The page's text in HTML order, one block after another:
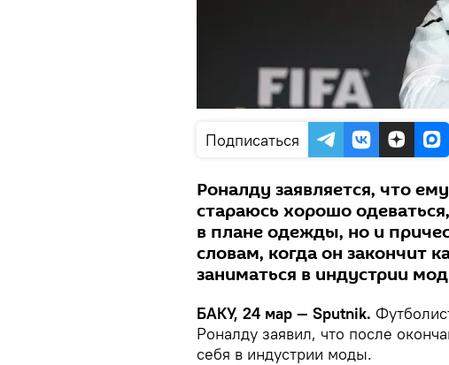
Подписаться
Роналду заявляется, что
стараюсь хорошо
в плане одежды, но и
словам, когда он закончит
заниматься в индустрии
БАКУ, 24 мар — Sputnik.
Роналду заявил, что после
себя в индустрии моды.